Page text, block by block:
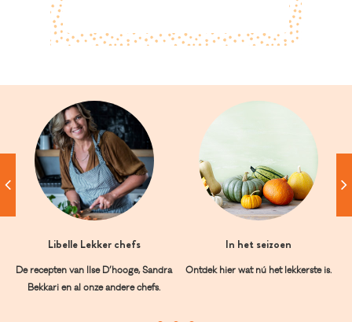
Libelle Lekker chefs
De recepten van Ilse D’hooge, Sandra
Bekkari en al onze andere chefs.
In het seizoen
Ontdek hier wat nú het lekkerste is.